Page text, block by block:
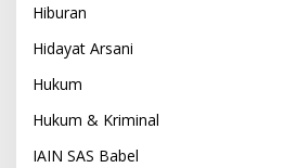
Hiburan
Hidayat Arsani
Hukum
Hukum & Kriminal
IAIN SAS Babel